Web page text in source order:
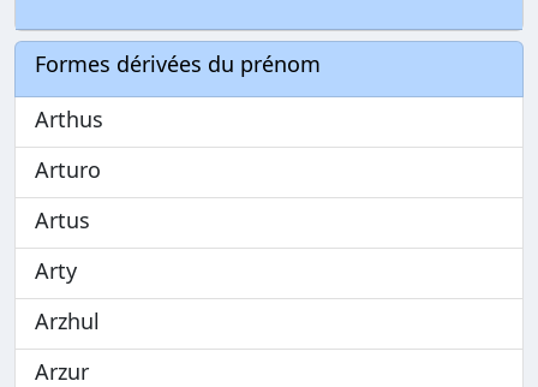
Formes dérivées du prénom
Arthus
Arturo
Artus
Arty
Arzhul
Arzur